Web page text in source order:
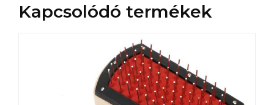
Kapcsolódó termékek